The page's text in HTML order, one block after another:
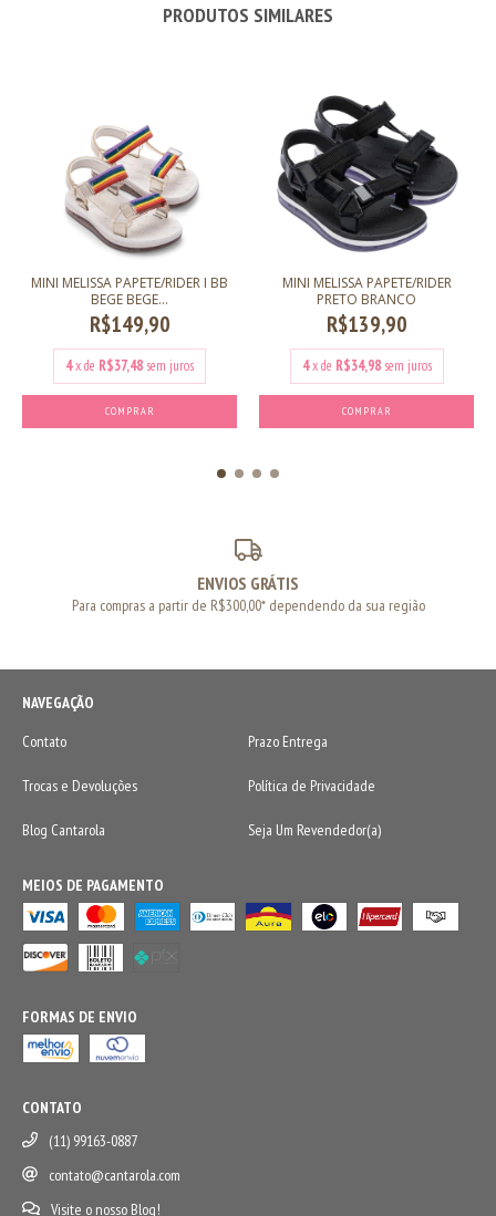
PRODUTOS SIMILARES
MINI MELISSA PAPETE/RIDER I BB
BEGE BEGE...
R$149,90
4x de R$37,48 sem juros
COMPRAR
MINI MELISSA PAPETE/RIDER
PRETO BRANCO
R$139,90
4 x de R$34,98 sem juros
COMPRAR
ENVIOS GRÁTIS
Para compras a partir de R$300,00* dependendo da sua região
NAVEGAÇÃO
Contato
Prazo Entrega
Trocas e Devoluções Política de Privacidade
Blog Cantarola Seja Um Revendedor(a)
MEIOS DE PAGAMENTO
FORMAS DE ENVIO
CONTATO
(11) 99163-0887
contato@cantarola.com
Visite o nosso Blog!